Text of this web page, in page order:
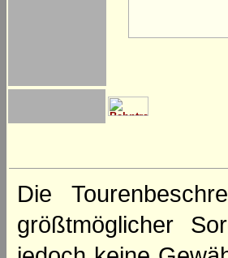
Die
größtmöglicher